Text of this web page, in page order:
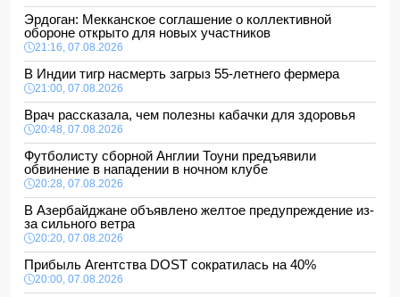
Эрдоган: Мекканское соглашение о коллективной
обороне открыто для новых участников
21:16, 07.08.2026
В Индии тигр насмерть загрыз 55-летнего фермера
21:00, 07.08.2026
Врач рассказала, чем полезны кабачки для здоровья
20:48, 07.08.2026
Футболисту сборной Англии Тоуни предъявили
обвинение в нападении в ночном клубе
20:28, 07.08.2026
В Азербайджане объявлено желтое предупреждение из-
за сильного ветра
20:20, 07.08.2026
Прибыль Агентства DOST сократилась на 40%
20:00, 07.08.2026